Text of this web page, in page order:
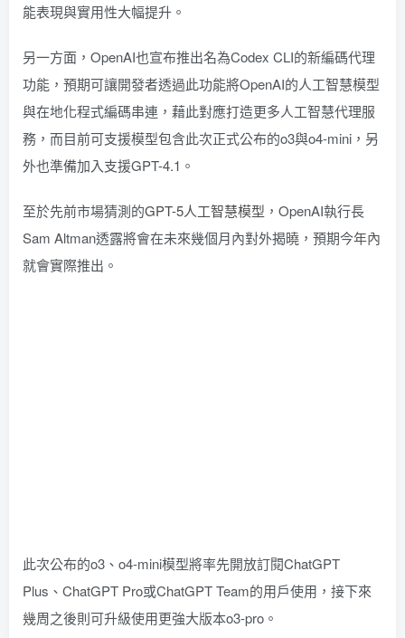
能表現與實用性大幅提升。
另一方面，OpenAI也宣布推出名為Codex CLI的新編碼代理
功能，預期可讓開發者透過此功能將OpenAI的人工智慧模型
與在地化程式編碼串連，藉此對應打造更多人工智慧代理服
務，而目前可支援模型包含此次正式公布的o3與o4-mini，另
外也準備加入支援GPT-4.1。
至於先前市場猜測的GPT-5人工智慧模型 ，OpenAI執行長
Sam Altman透露將會在未來幾個月內對外揭曉，預期今年內
就會實際推出。
此次公布的o3、o4-mini模型將率先開放訂閱ChatGPT
Plus、ChatGPT Pro或ChatGPT Team的用戶使用，接下來
幾周之後則可升級使用更強大版本o3-pro。